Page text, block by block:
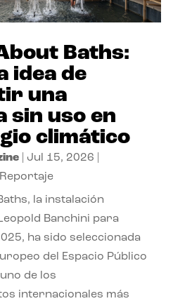
Baths:
idea de
una
sin uso en
climático
| Jul 15, 2026
Reportaje
la instalación
Banchini para
ha sido seleccionada
del Espacio Público
de los
internacionales más